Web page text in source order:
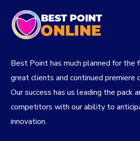
Best Point has much planned for the
great clients and continued premiere
Our success has us leading the pack
competitors with our ability to
innovation.